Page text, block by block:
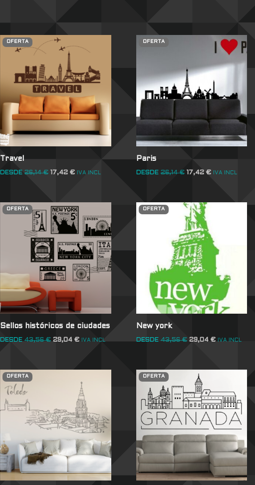
OFERTA
Travel
DESDE 26,14€ 17,42 € IVA INCL
OFERTA
Paris
DESDE 26,14€ 17,42 € IVA INCL
OFERTA
Sellos históricos de ciudades
DESDE 43,56€ 29,04 € IVA INCL
OFERTA
New york
DESDE 43,56€ 29,04€ IVA INCL
OFERTA OFERTA